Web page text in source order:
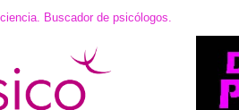
Buscador de psicólogos.